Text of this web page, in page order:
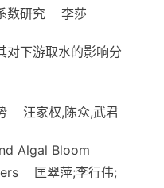
数研究 李莎
对下游取水的影响分
汪家权,陈众,武君
Algal Bloom
匡翠萍;李行伟;